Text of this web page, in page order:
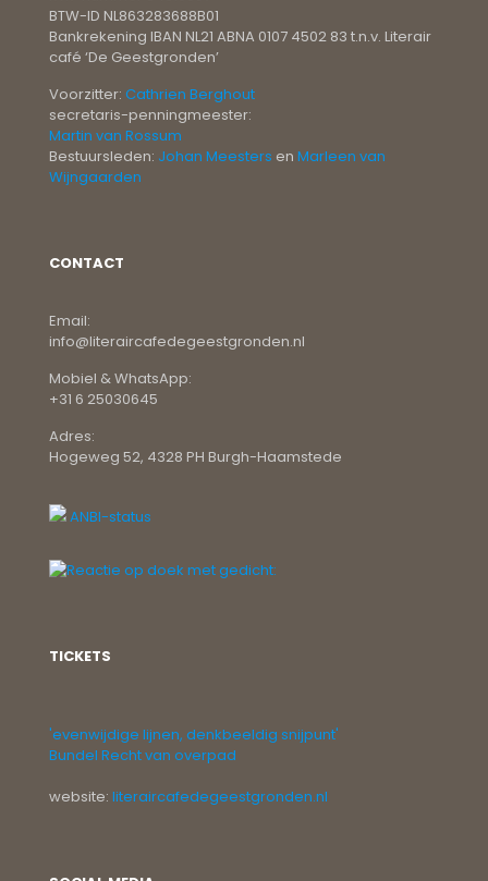
BTW-ID NL863283688B01
Bankrekening IBAN NL21 ABNA 0107 4502 83 t.n.v. Literair
café ‘De Geestgronden’
Voorzitter: Cathrien Berghout
secretaris-penningmeester:
Martin van Rossum
Bestuursleden: Johan Meesters en Marleen van
Wijngaarden
CONTACT
Email:
info@literaircafedegeestgronden.nl
Mobiel & WhatsApp:
+31 6 25030645
Adres:
Hogeweg 52, 4328 PH Burgh-Haamstede
ANBI-status
TICKETS
'evenwijdige lijnen, denkbeeldig snijpunt'
Bundel Recht van overpad
website: literaircafedegeestgronden.nl